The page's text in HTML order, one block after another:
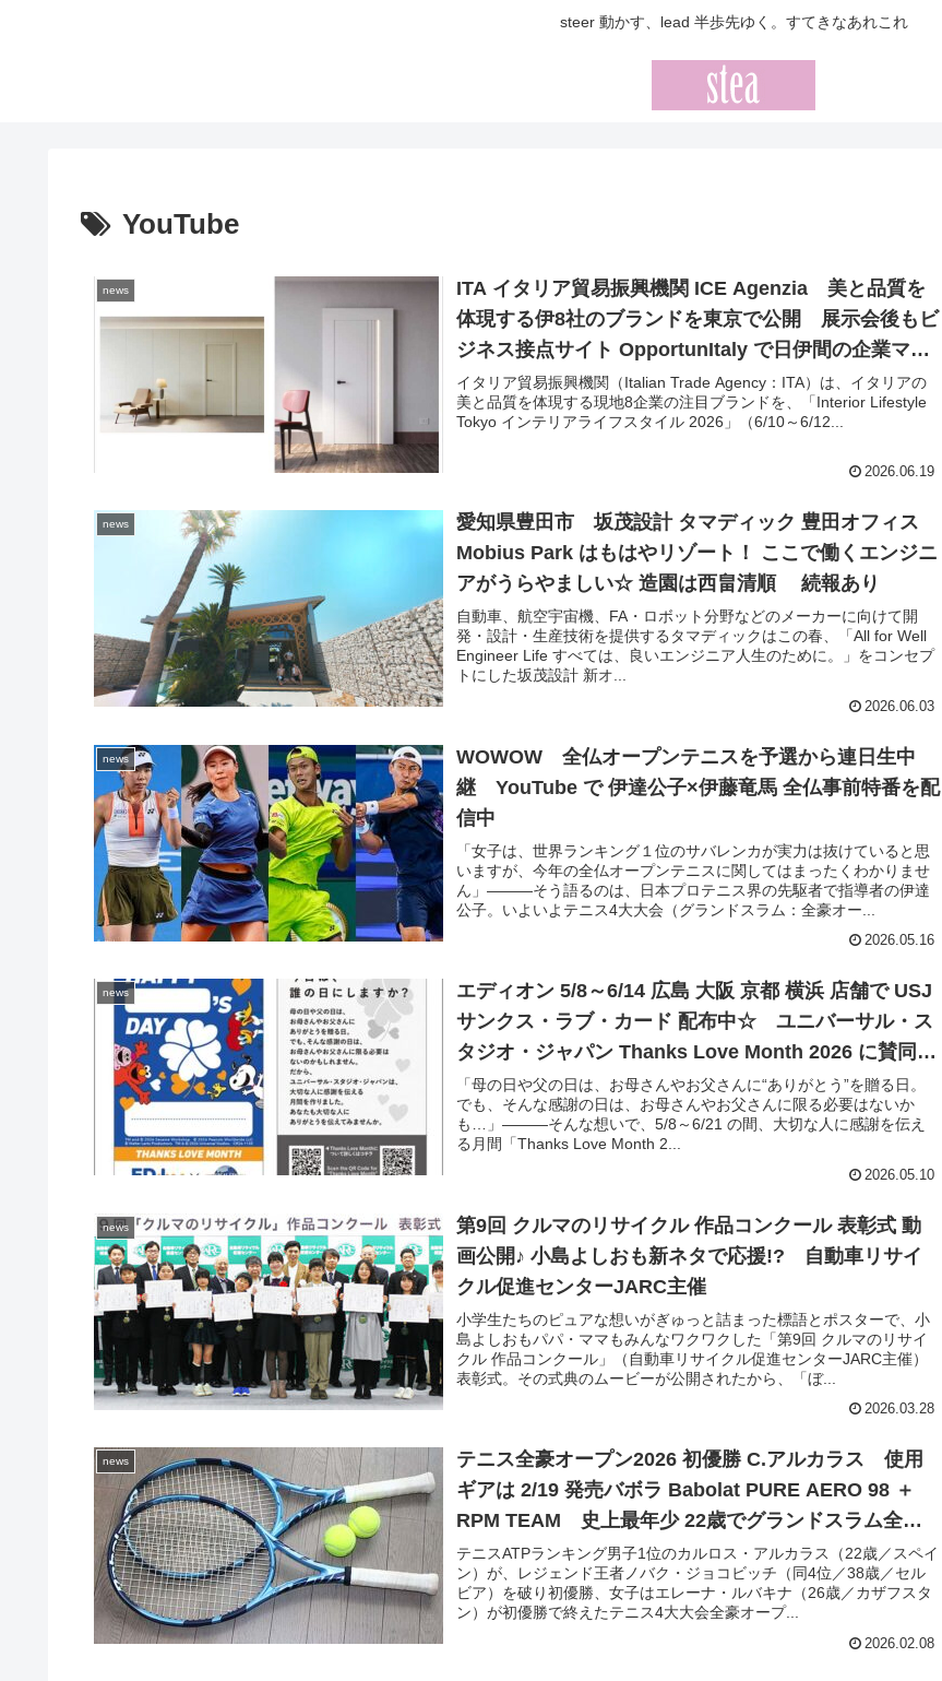
steer 動かす、lead 半歩先ゆく。すてきなあれこれ
YouTube
news
ITA イタリア貿易振興機関 ICE Agenzia 美と品質を
体現する伊8社のブランドを東京で公開 展示会後もビ
ジネス接点サイト OpportunItaly で日伊間の企業マッ
チング機会をサポート
イタリア貿易振興機関（Italian Trade Agency：ITA）は、イタリアの
美と品質を体現する現地8企業の注目ブランドを、「Interior Lifestyle
Tokyo インテリアライフスタイル 2026」（6/10～6/12...
2026.06.19
news
愛知県豊田市 坂茂設計 タマディック 豊田オフィス
Mobius Park はもはやリゾート！ ここで働くエンジニ
アがうらやましい☆ 造園は西畠清順 続報あり
自動車、航空宇宙機、FA・ロボット分野などのメーカーに向けて開
発・設計・生産技術を提供するタマディックはこの春、「All for Well
Engineer Life すべては、良いエンジニア人生のために。」をコンセプ
トにした坂茂設計 新オ...
2026.06.03
news
WOWOW 全仏オープンテニスを予選から連日生中
継 YouTube で 伊達公子×伊藤竜馬 全仏事前特番を配
信中
「女子は、世界ランキング１位のサバレンカが実力は抜けていると思
いますが、今年の全仏オープンテニスに関してはまったくわかりませ
ん」―――そう語るのは、日本プロテニス界の先駆者で指導者の伊達
公子。いよいよテニス4大大会（グランドスラム：全豪オー...
2026.05.16
news
エディオン 5/8～6/14 広島 大阪 京都 横浜 店舗で USJ
サンクス・ラブ・カード 配布中☆ ユニバーサル・ス
タジオ・ジャパン Thanks Love Month 2026 に賛同し
実施
「母の日や父の日は、お母さんやお父さんに“ありがとう”を贈る日。
でも、そんな感謝の日は、お母さんやお父さんに限る必要はないか
も…」―――そんな想いで、5/8～6/21 の間、大切な人に感謝を伝え
る月間「Thanks Love Month 2...
2026.05.10
news
第9回 クルマのリサイクル 作品コンクール 表彰式 動
画公開♪ 小島よしおも新ネタで応援!? 自動車リサイ
クル促進センターJARC主催
小学生たちのピュアな想いがぎゅっと詰まった標語とポスターで、小
島よしおもパパ・ママもみんなワクワクした「第9回 クルマのリサイ
クル 作品コンクール」（自動車リサイクル促進センターJARC主催）
表彰式。その式典のムービーが公開されたから、「ぼ...
2026.03.28
news
テニス全豪オープン2026 初優勝 C.アルカラス 使用
ギアは 2/19 発売バボラ Babolat PURE AERO 98 ＋
RPM TEAM 史上最年少 22歳でグランドスラム全制
覇達成
テニスATPランキング男子1位のカルロス・アルカラス（22歳／スペイ
ン）が、レジェンド王者ノバク・ジョコビッチ（同4位／38歳／セル
ビア）を破り初優勝、女子はエレーナ・ルバキナ（26歳／カザフスタ
ン）が初優勝で終えたテニス4大大会全豪オープ...
2026.02.08